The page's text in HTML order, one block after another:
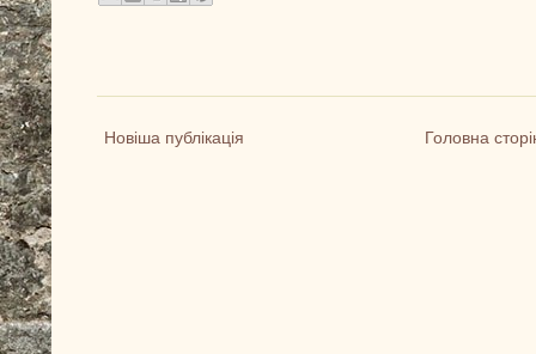
Новіша публікація Головна